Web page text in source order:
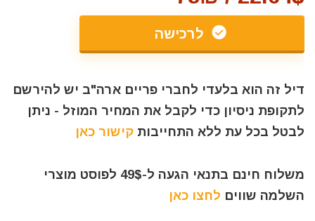
לרכישה
דיל זה הוא בלעדי לחברי פריים ארה"ב יש להירשם
לתקופת ניסיון כדי לקבל את המחיר המוזל - ניתן
לבטל בכל עת ללא התחייבות קישור כאן
משלוח חינם בתנאי הגעה ל-49$ לפוסט מוצרי
השלמה שווים לחצו כאן